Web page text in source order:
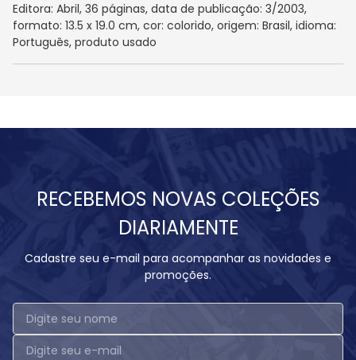
Editora: Abril, 36 páginas, data de publicação: 3/2003,
formato: 13.5 x 19.0 cm, cor: colorido, origem: Brasil, idioma:
Português, produto usado
RECEBEMOS NOVAS COLEÇÕES
DIARIAMENTE
Cadastre seu e-mail para acompanhar as novidades e
promoções.